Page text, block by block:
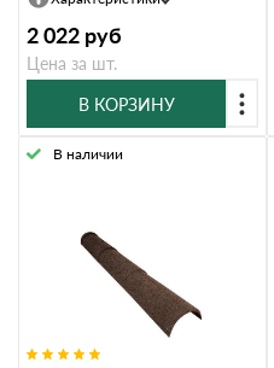
2 022 руб
Цена за шт.
В КОРЗИНУ
В наличии